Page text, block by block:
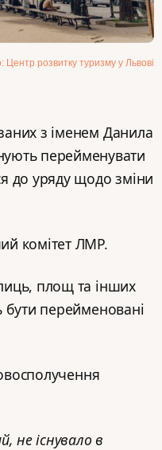
Центр розвитку туризму у Львові
з іменем Данила
перейменувати
до уряду щодо зміни
комітет ЛМР.
площ та інших
бути перейменовані
не існувало в